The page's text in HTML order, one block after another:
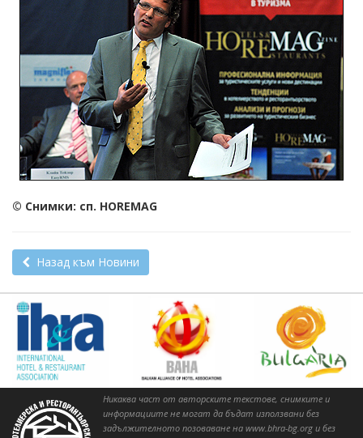
© Снимки: сп. HOREMAG
Назад към Новини
Никаква част от авторските текстове, снимките и
информациите не могат да бъдат използвани без
задължителното позоваване на www.bhra-bg.org и без